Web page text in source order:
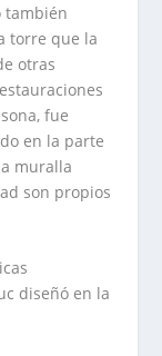
también
torre que la
otras
fue
en la parte
muralla
son propios
diseñó en la